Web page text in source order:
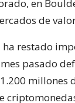
en
de
restado
pasado
millones